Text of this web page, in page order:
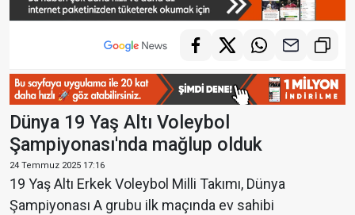
Dünya 19 Yaş Altı Voleybol
Şampiyonası'nda mağlup olduk
24 Temmuz 2025 17:16
19 Yaş Altı Erkek Voleybol Milli Takımı, Dünya
Şampiyonası A grubu ilk maçında ev sahibi